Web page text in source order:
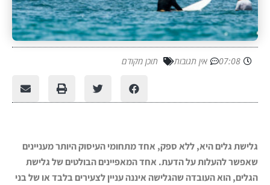
07:08 אין תגובות תוכן מקודם
גלישת גלים היא, ללא ספק, אחד מתחומי העיסוק היותר מעניינים
שאפשר להעלות על הדעת. אחד המאפיינים הבולטים של גלישת
הגלים, הוא העובדה שהגלישה איננה עניין לצעירים בלבד או של בני